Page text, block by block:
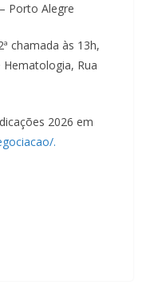
Porto Alegre
chamada às 13h,
Rua
2026 em
.